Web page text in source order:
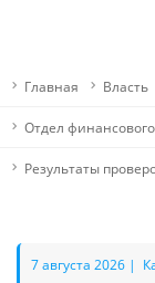
Главная Власть
Отдел
Результаты
7 августа 2026 |